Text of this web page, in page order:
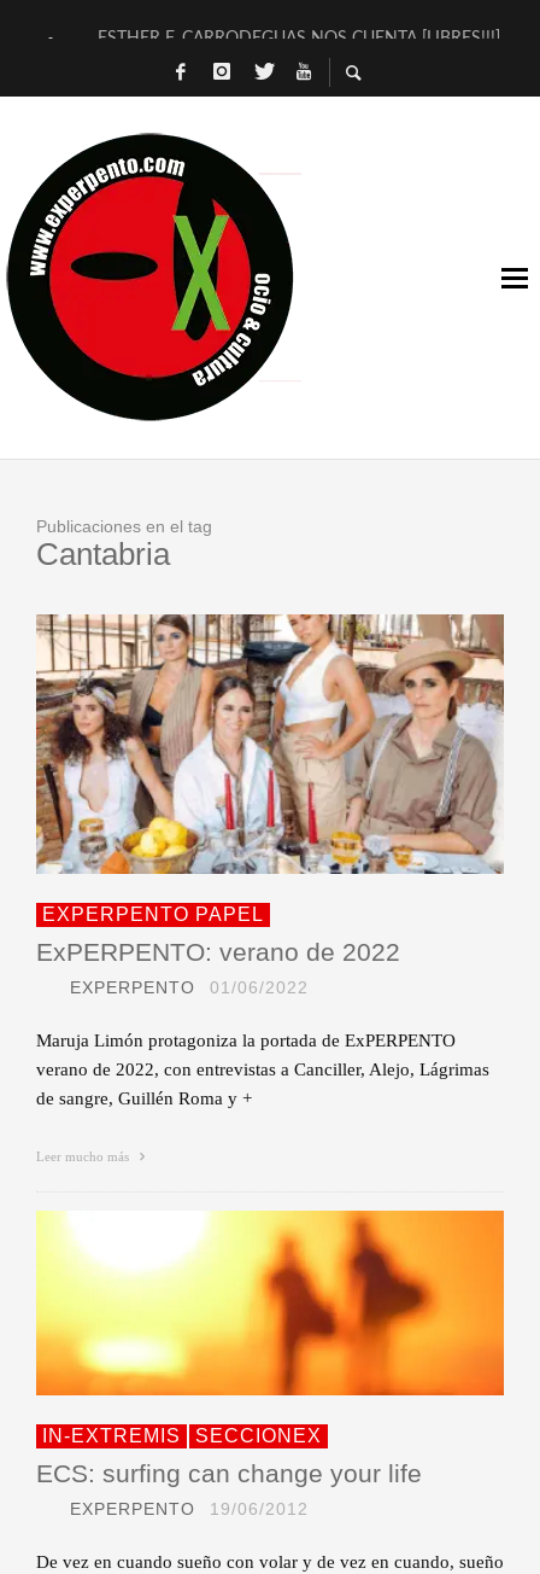
ESTHER F. CARRODEGUAS NOS CUENTA [LIBRES!!!]
[TERRA DE GUAPES] DE SANDRA MONFORT
TIMBRE 4, LA ESCUELA DEL DIRECTOR TEATRAL CLAUDIO
30 AÑOS (NO ES NADA) DE LA KATARSIS DEL TOMATAZO
MILITARES JUDÍAS EN #EXVITA
D’BALDOMEROS REINVENTAN [BITÁCORA 3.0] EN EXVITA
MARSHALL FLASH PRESENTA EN EXVITA [RELATIVA
JOFRE BARDAGÍ EN EXVITA INTERPRETANDO A SERRAT
Publicaciones en el tag
Cantabria
EXPERPENTO PAPEL
ExPERPENTO: verano de 2022
EXPERPENTO 01/06/2022
Maruja Limón protagoniza la portada de ExPERPENTO
verano de 2022, con entrevistas a Canciller, Alejo, Lágrimas
de sangre, Guillén Roma y +
Leer mucho más
IN-EXTREMIS SECCIONEX
ECS: surfing can change your life
EXPERPENTO 19/06/2012
De vez en cuando sueño con volar y de vez en cuando, sueño